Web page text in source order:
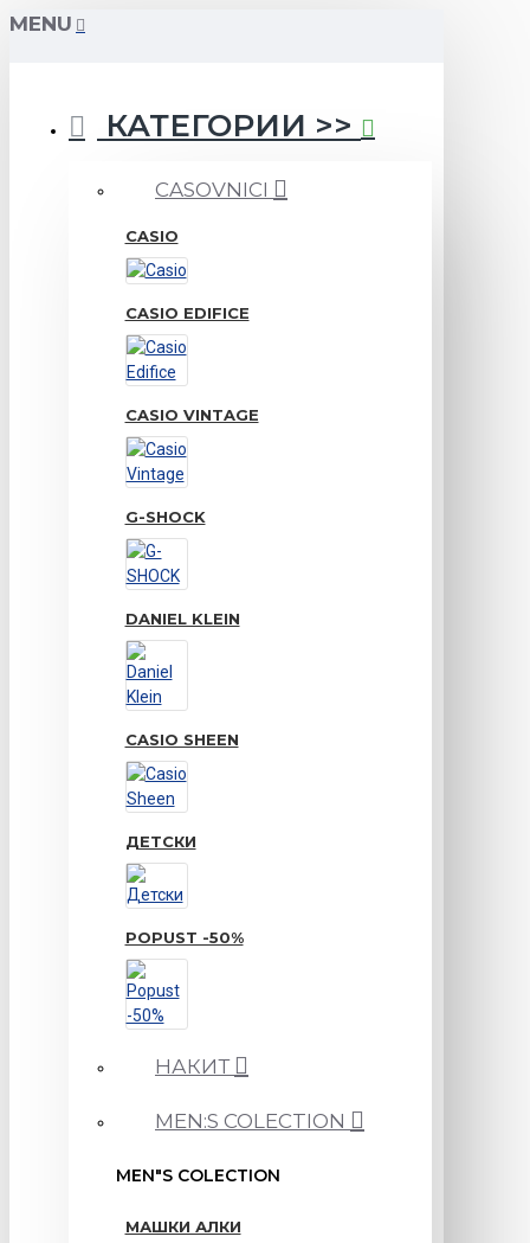
MENU
КАТЕГОРИИ >>
CASOVNICI
CASIO
CASIO EDIFICE
CASIO VINTAGE
G-SHOCK
DANIEL KLEIN
CASIO SHEEN
ДЕТСКИ
POPUST -50%
НАКИТ
MEN:S COLECTION
MEN"S COLECTION
МАШКИ АЛКИ